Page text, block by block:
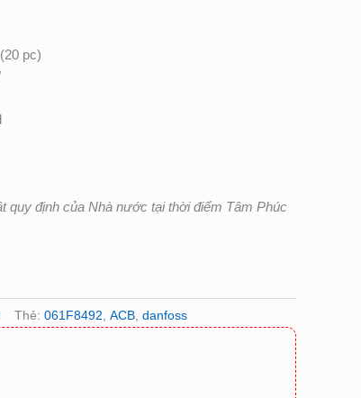
pc)
quy định của Nhà nước tại thời điểm Tâm Phúc
Thẻ: 061F8492 ACB danfoss